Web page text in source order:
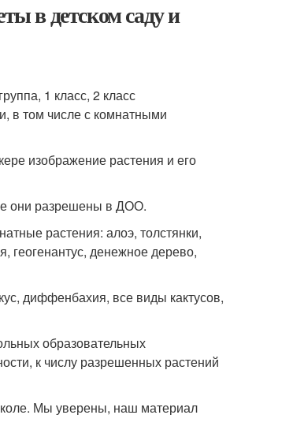
в детском саду и
1 класс, 2 класс
в том числе с комнатными
изображение растения и его
они разрешены в ДОО.
растения: алоэ, толстянки,
геогенантус, денежное дерево,
диффенбахия, все виды кактусов,
образовательных
к числу разрешенных растений
Мы уверены, наш материал